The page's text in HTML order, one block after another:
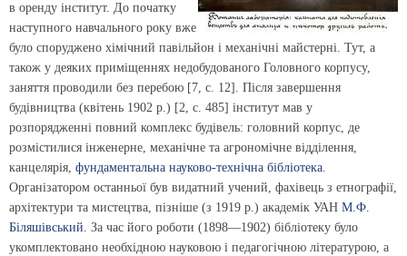
в оренду інститут. До початку
наступного навчального року вже
було споруджено хімічний павільйон і механічні майстерні. Тут, а
також у деяких приміщеннях недобудованого Головного корпусу,
заняття проводили без перебою [7, с. 12]. Після завершення
будівництва (квітень 1902 р.) [2, с. 485] інститут мав у
розпорядженні повний комплекс будівель: головний корпус, де
розмістилися інженерне, механічне та агрономічне відділення,
канцелярія, фундаментальна науково-технічна бібліотека.
Організатором останньої був видатний учений, фахівець з етнографії,
архітектури та мистецтва, пізніше (з 1919 р.) академік УАН М.Ф.
Біляшівський. За час його роботи (1898—1902) бібліотеку було
укомплектовано необхідною науковою і педагогічною літературою, а